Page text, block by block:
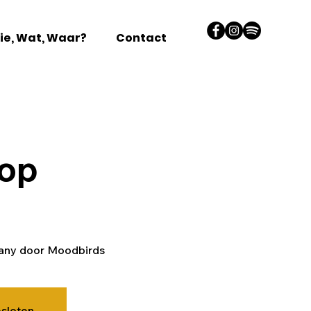
Wat, Waar? Contact
door Moodbirds